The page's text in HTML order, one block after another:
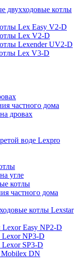
двухходовые котлы
Lex Easy V2-D
Lex V2-D
Lexender UV2-D
Lex V3-D
частного дома
дровах
воде Lexpro
угле
котлы
частного дома
котлы Lexstar
Easy NP2-D
Lexor NP3-D
SP3-D
DN